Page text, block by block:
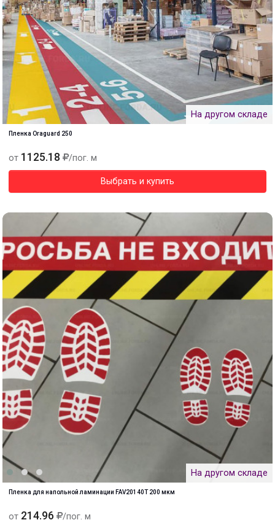
На другом складе
Пленка Oraguard 250
от 1125.18 /пог. м
Выбрать и купить
На другом складе
Пленка для напольной ламинации FAV20140T 200 мкм
от 214.96 /пог. м